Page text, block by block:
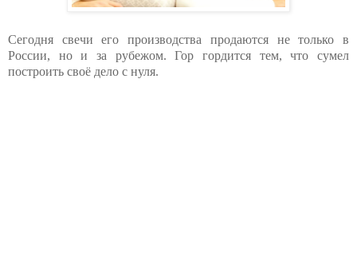
Сегодня свечи его производства продаются не только в
России, но и за рубежом. Гор гордится тем, что сумел
построить своё дело с нуля.